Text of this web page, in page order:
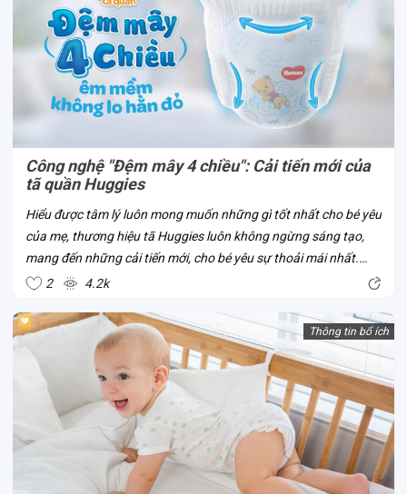
Công nghệ "Đệm mây 4 chiều": Cải tiến mới của
tã quần Huggies
Hiểu được tâm lý luôn mong muốn những gì tốt nhất cho bé yêu
của mẹ, thương hiệu tã Huggies luôn không ngừng sáng tạo,
mang đến những cải tiến mới, cho bé yêu sự thoải mái nhất.
Công nghệ “Đệm mây 4 chiều” là một trong số đó. Đây là công
2 4.2k
Thông tin bổ ích